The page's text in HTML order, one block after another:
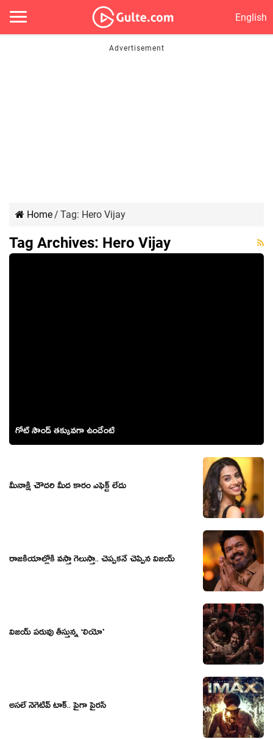
English
Home/ Tag: Hero Vijay
Tag Archives: Hero Vijay
గోట్ సౌండ్ తక్కువగా ఉందేంటి
మీనాక్షి చౌదరి మీద కారం ఎఫెక్ట్ లేదు
రాజకీయాల్లోకి వస్తా గెలుస్తా.. చెప్పకనే చెప్పిన విజయ్
విజయ్ పరువు తీస్తున్న ‘లియో’
అసలే నెగెటివ్ టాక్.. పైగా పైరసీ